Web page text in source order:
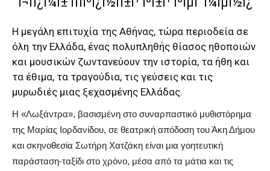
Η μεγάλη επιτυχία της Αθήνας, τώρα περιοδεία σε
όλη την Ελλάδα, ένας πολυπληθής θίασος ηθοποιών
και μουσικών ζωντανεύουν την ιστορία, τα ήθη και
τα έθιμα, τα τραγούδια, τις γεύσεις και τις
μυρωδιές μιας ξεχασμένης Ελλάδας.
Η «Λωξάντρα», βασισμένη στο συναρπαστικό μυθιστόρημα
της Μαρίας Ιορδανίδου, σε θεατρική απόδοση του Άκη Δήμου
και σκηνοθεσία Σωτήρη Χατζάκη είναι μια γοητευτική
παράσταση-ταξίδι στο χρόνο, μέσα από τα μάτια και τις